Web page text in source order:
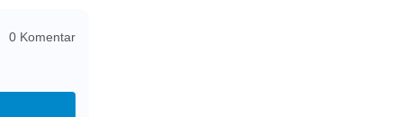
0 Komentar